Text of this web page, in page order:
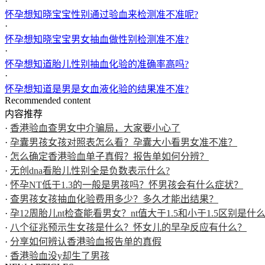
怀孕想知晓宝宝性别通过验血来检测准不准呢?
·
怀孕想知晓宝宝男女抽血做性别检测准不准?
·
怀孕想知道胎儿性别抽血化验的准确率高吗?
·
怀孕想知道是男是女血液化验的结果准不准?
Recommended content
内容推荐
· 香港验血查男女中介骗局，大家要小心了
· 孕囊男孩女孩对照表怎么看？孕囊大小看男女准不准？
· 怎么确定香港验血单子真假？报告单如何分辨？
· 无创dna看胎儿性别全是负数表示什么?
· 怀孕NT低于1.3的一般是男孩吗？怀男孩会有什么症状？
· 查男孩女孩抽血化验费用多少？多久才能出结果？
· 孕12周胎儿nt检查能看男女？nt值大于1.5和小于1.5区别是什
· 八个征兆预示生女孩是什么？怀女儿的早孕反应有什么？
· 分享如何辨认香港验血报告单的真假
· 香港验血没y却生了男孩